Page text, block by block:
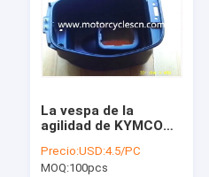
La vespa de la
agilidad de KYMCO
la CAJA
Precio:USD:4.5/PC
MOQ:100pcs